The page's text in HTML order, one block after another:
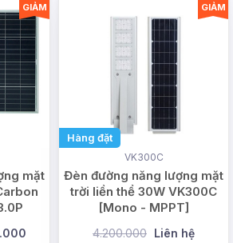
mặt trời silicon đơn tinh thể chất
mặt
GIẢM
Hàng đặt
VK300C
Đèn đường năng lượng mặt
trời liền thể 30W VK300C
[Mono - MPPT]
4.200.000 Liên hệ
GIẢM